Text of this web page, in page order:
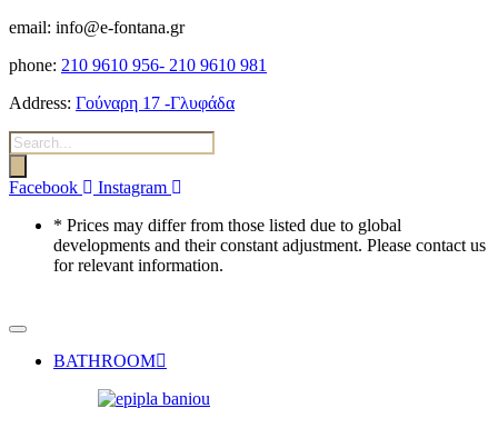
email: info@e-fontana.gr
phone: 210 9610 956- 210 9610 981
Address: Γούναρη 17 -Γλυφάδα
Products
search
Facebook
Instagram
* Prices may differ from those listed due to global
developments and their constant adjustment. Please contact us
for relevant information.
BATHROOM